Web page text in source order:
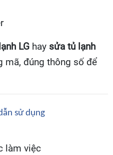
LG hay sửa tủ lạnh
mã, đúng thông số để
sử dụng
làm việc